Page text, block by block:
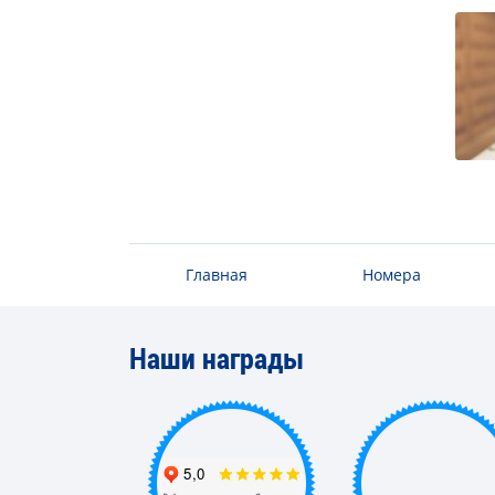
Главная Номера
Наши награды